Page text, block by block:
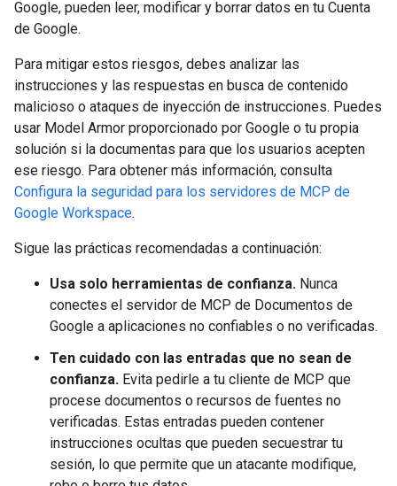
Google, pueden leer, modificar y borrar datos en tu Cuenta
de Google.
Para mitigar estos riesgos, debes analizar las
instrucciones y las respuestas en busca de contenido
malicioso o ataques de inyección de instrucciones. Puedes
usar Model Armor proporcionado por Google o tu propia
solución si la documentas para que los usuarios acepten
ese riesgo. Para obtener más información, consulta
Configura la seguridad para los servidores de MCP de
Google Workspace.
Sigue las prácticas recomendadas a continuación:
Usa solo herramientas de confianza. Nunca
conectes el servidor de MCP de Documentos de
Google a aplicaciones no confiables o no verificadas.
Ten cuidado con las entradas que no sean de
confianza. Evita pedirle a tu cliente de MCP que
procese documentos o recursos de fuentes no
verificadas. Estas entradas pueden contener
instrucciones ocultas que pueden secuestrar tu
sesión, lo que permite que un atacante modifique,